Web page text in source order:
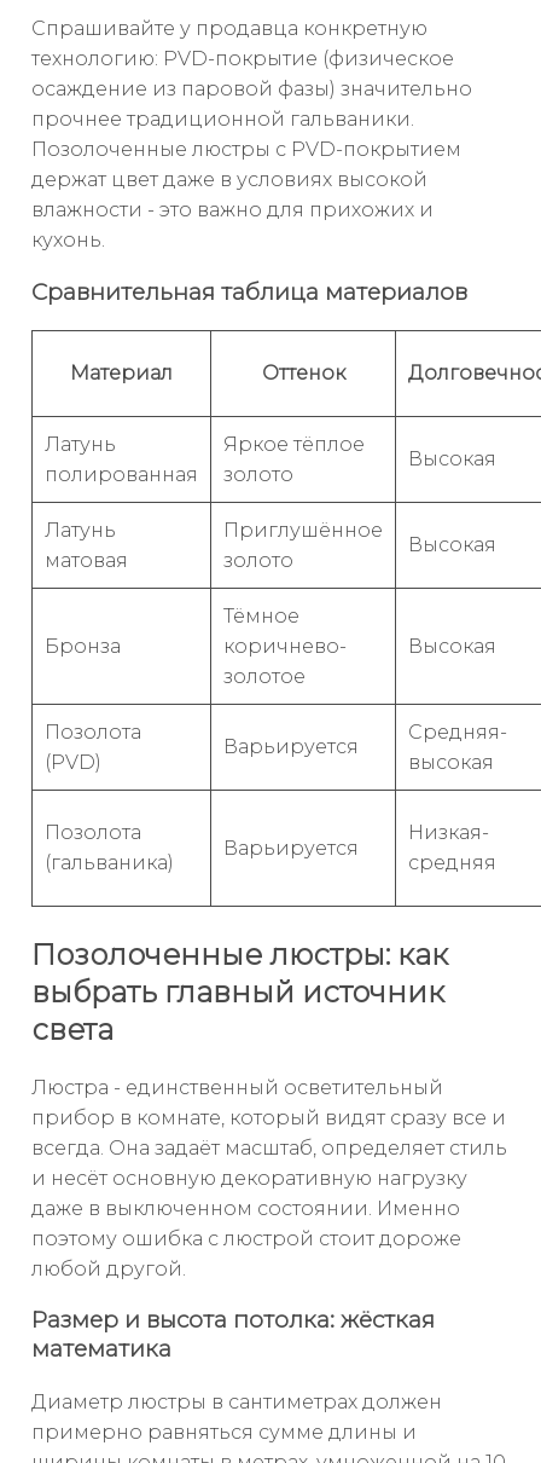
Спрашивайте у продавца конкретную
технологию: PVD-покрытие (физическое
осаждение из паровой фазы) значительно
прочнее традиционной гальваники.
Позолоченные люстры с PVD-покрытием
держат цвет даже в условиях высокой
влажности - это важно для прихожих и
кухонь.
Сравнительная таблица материалов
Материал Оттенок
Латунь
полированная
Яркое тёплое
золото
Высокая
Латунь
матовая
Приглушённое
золото
Высокая
Бронза
Тёмное
коричнево-
золотое
Высокая
Позолота
(PVD)
Варьируется
Средняя-
высокая
Позолота
(гальваника)
Варьируется
Низкая-
средняя
Позолоченные люстры: как
выбрать главный источник
света
Люстра - единственный осветительный
прибор в комнате, который видят сразу все и
всегда. Она задаёт масштаб, определяет стиль
и несёт основную декоративную нагрузку
даже в выключенном состоянии. Именно
поэтому ошибка с люстрой стоит дороже
любой другой.
Размер и высота потолка: жёсткая
математика
Диаметр люстры в сантиметрах должен
примерно равняться сумме длины и